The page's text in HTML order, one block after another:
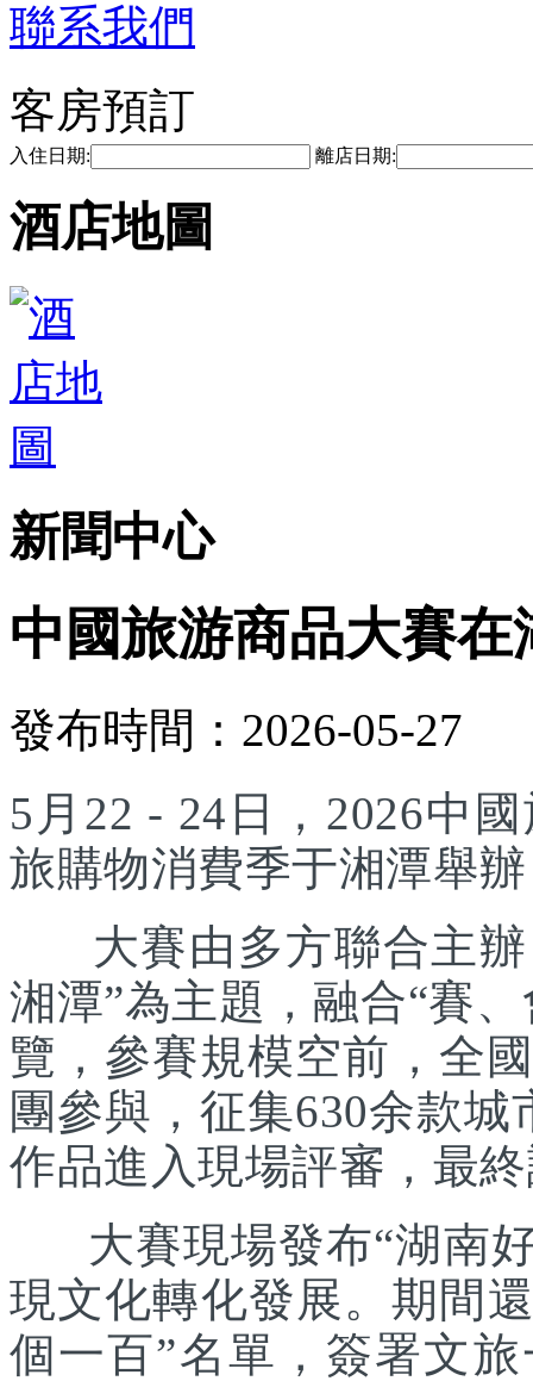
聯系我們
客房預訂
入住日期: 離店日期:
酒店地圖
新聞中心
中國旅游商品大賽
發布時間：2026-05-27
5月22 - 24日，2026中
旅購物消費季于湘潭舉
大賽由多方聯合主辦
湘潭”為主題，融合“賽
覽，參賽規模空前，全
團參與，征集630余款
作品進入現場評審，最
大賽現場發布“湖南好
現文化轉化發展。期間
個一百”名單，簽署文